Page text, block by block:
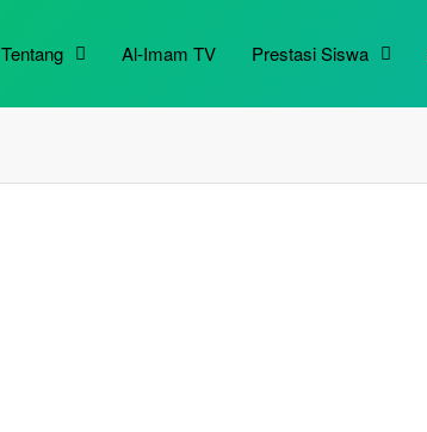
Tentang Al-Imam TV Prestasi Siswa